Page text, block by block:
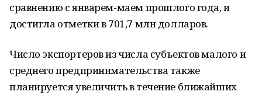
сравнению с январем-маем прошлого года, и
достигла отметки в 701,7 млн долларов.
Число экспортеров из числа субъектов малого и
среднего предпринимательства также
планируется увеличить в течение ближайших